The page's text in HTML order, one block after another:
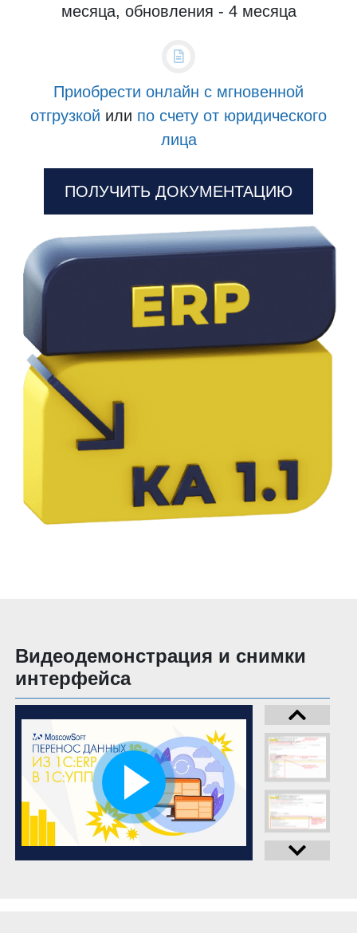
месяца, обновления - 4 месяца
Приобрести онлайн с мгновенной
отгрузкой или по счету от юридического
лица
ПОЛУЧИТЬ ДОКУМЕНТАЦИЮ
Видеодемонстрация и снимки
интерфейса